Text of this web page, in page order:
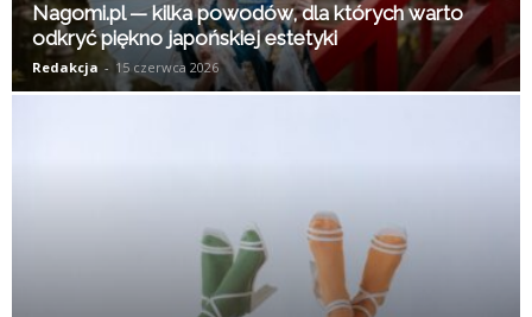
Nagomi.pl — kilka powodów, dla których warto
odkryć piękno japońskiej estetyki
Redakcja - 15 czerwca 2026